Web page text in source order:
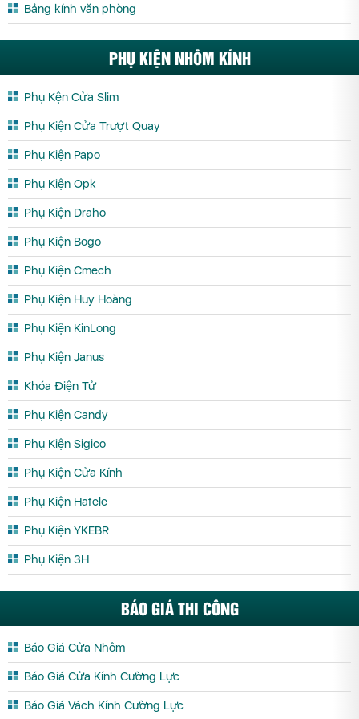
Bảng kính văn phòng
PHỤ KIỆN NHÔM KÍNH
Phụ Kện Cửa Slim
Phụ Kiện Cửa Trượt Quay
Phụ Kiện Papo
Phụ Kiện Opk
Phụ Kiện Draho
Phụ Kiện Bogo
Phụ Kiện Cmech
Phụ Kiện Huy Hoàng
Phụ Kiện KinLong
Phụ Kiện Janus
Khóa Điện Tử
Phụ Kiện Candy
Phụ Kiện Sigico
Phụ Kiện Cửa Kính
Phụ Kiện Hafele
Phụ Kiện YKEBR
Phụ Kiện 3H
BÁO GIÁ THI CÔNG
Báo Giá Cửa Nhôm
Báo Giá Cửa Kính Cường Lực
Báo Giá Vách Kính Cường Lực